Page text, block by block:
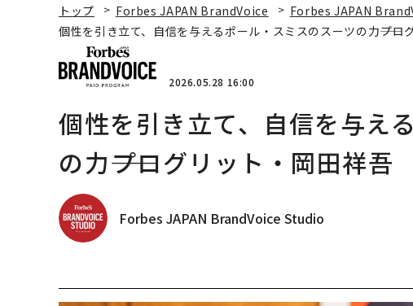
トップ Forbes JAPAN BrandVoice
Forbes JAPAN
個性を引き立て、自信を与えるポール・スミスのスーツの力――プロ
2026.05.28 16:00
個性を引き立て、自信を与え
の力――プログリット・岡田祥吾
Forbes JAPAN BrandVoice Studio